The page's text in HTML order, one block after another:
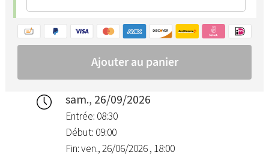
sam., 26/09/2026
Entrée: 08:30
Début: 09:00
Fin: ven., 26/06/2026 , 18:00